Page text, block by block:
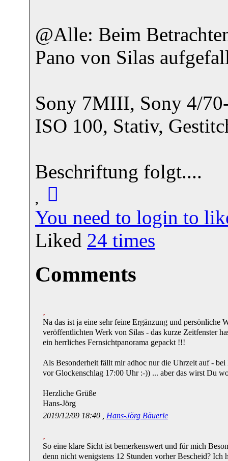
@Alle: Beim
Pano von Silas
Sony 7MIII, Sony 4/
ISO 100, Stativ,
Beschriftung folgt....
You need to login to
Liked 24 times
Comments
Na das ist ja eine sehr feine Ergänzung und persönliche
veröffentlichten Werk von Silas - das kurze Zeitfenster
ein herrliches Fernsichtpanorama gepackt !!!
Als Besonderheit fällt mir adhoc nur die Uhrzeit auf -
vor Glockenschlag 17:00 Uhr :-)) ... aber das wirst Du
Herzliche Grüße
Hans-Jörg
2019/12/09 18:40 , Hans-Jörg Bäuerle
So eine klare Sicht ist bemerkenswert und für mich
denn nicht wenigstens 12 Stunden vorher Bescheid? Ich